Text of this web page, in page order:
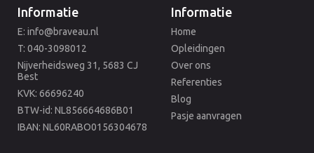
Informatie
E: info@braveau.nl
T: 040-3098012
Nijverheidsweg 31, 5683 CJ
Best
KVK: 66696240
BTW-id: NL856664686B01
IBAN: NL60RABO0156304678
Informatie
Home
Opleidingen
Over ons
Referenties
Blog
Pasje aanvragen